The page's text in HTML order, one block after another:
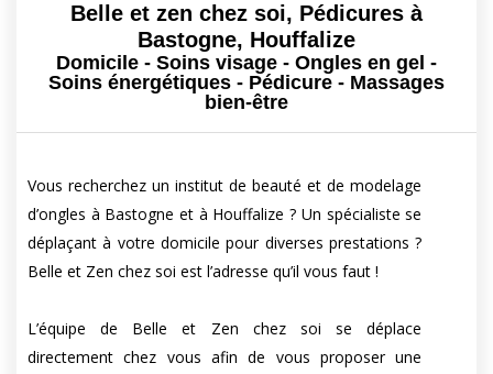
Belle et zen chez soi, Pédicures à
Bastogne, Houffalize
Domicile - Soins visage - Ongles en gel -
Soins énergétiques - Pédicure - Massages
bien-être
Vous recherchez un institut de beauté et de modelage
d’ongles à Bastogne et à Houffalize ? Un spécialiste se
déplaçant à votre domicile pour diverses prestations ?
Belle et Zen chez soi est l’adresse qu’il vous faut !
L’équipe de Belle et Zen chez soi se déplace
directement chez vous afin de vous proposer une